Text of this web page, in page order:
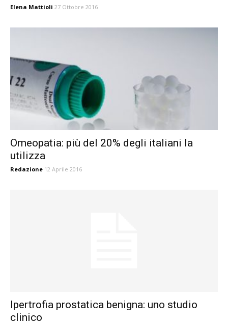
Elena Mattioli 27 Ottobre 2016
Omeopatia: più del 20% degli italiani la
utilizza
Redazione 12 Aprile 2016
Ipertrofia prostatica benigna: uno studio
clinico